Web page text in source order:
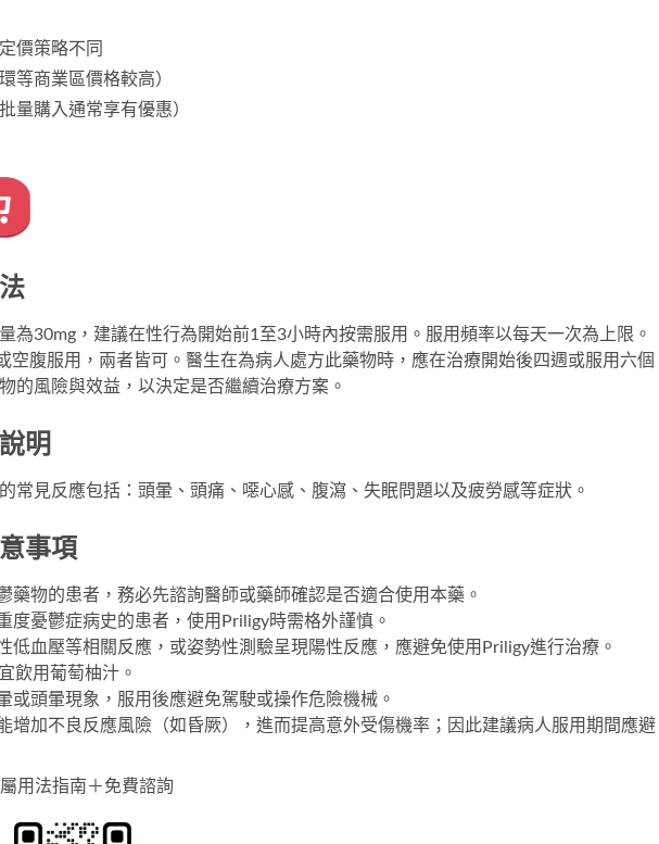
價策略不同
等商業區價格較高）
量購入通常享有優惠）
為30mg，建議在性行為開始前1至3小時內按需服用。服用頻率以每天一次為上限。
空腹服用，兩者皆可。醫生在為病人處方此藥物時，應在治療開始後四週或服用六個
的風險與效益，以決定是否繼續治療方案。
明
常見反應包括：頭暈、頭痛、噁心感、腹瀉、失眠問題以及疲勞感等症狀。
事項
藥物的患者，務必先諮詢醫師或藥師確認是否適合使用本藥。
度憂鬱症病史的患者，使用Priligy時需格外謹慎。
低血壓等相關反應，或姿勢性測驗呈現陽性反應，應避免使用Priligy進行治療。
飲用葡萄柚汁。
或頭暈現象，服用後應避免駕駛或操作危險機械。
增加不良反應風險（如昏厥），進而提高意外受傷機率；因此建議病人服用期間應避
用法指南＋免費諮詢